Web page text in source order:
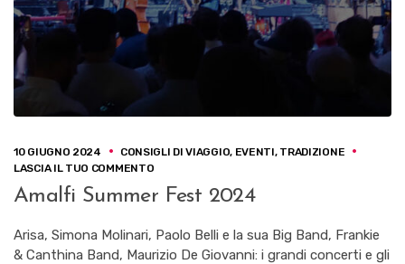
10 GIUGNO 2024 CONSIGLI DI VIAGGIO, EVENTI, TRADIZIONE
LASCIA IL TUO COMMENTOSU
AMALFI
SUMMER
2024
Amalfi Summer Fest 2024
Arisa, Simona Molinari, Paolo Belli e la sua Big Band, Frankie
& Canthina Band, Maurizio De Giovanni: i grandi concerti e gli